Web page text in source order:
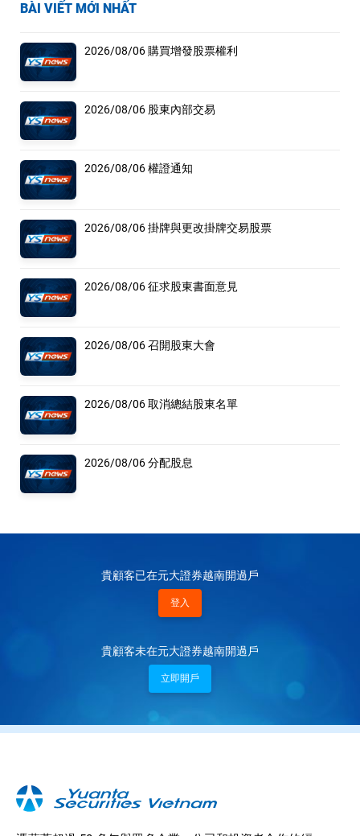
BÀI VIẾT MỚI NHẤT
2026/08/06 購買增發股票權利
2026/08/06 股東內部交易
2026/08/06 權證通知
2026/08/06 掛牌與更改掛牌交易股票
2026/08/06 征求股東書面意見
2026/08/06 召開股東大會
2026/08/06 取消總結股東名單
2026/08/06 分配股息
貴顧客已在元大證券越南開過戶
登入
貴顧客未在元大證券越南開過戶
立即開戶